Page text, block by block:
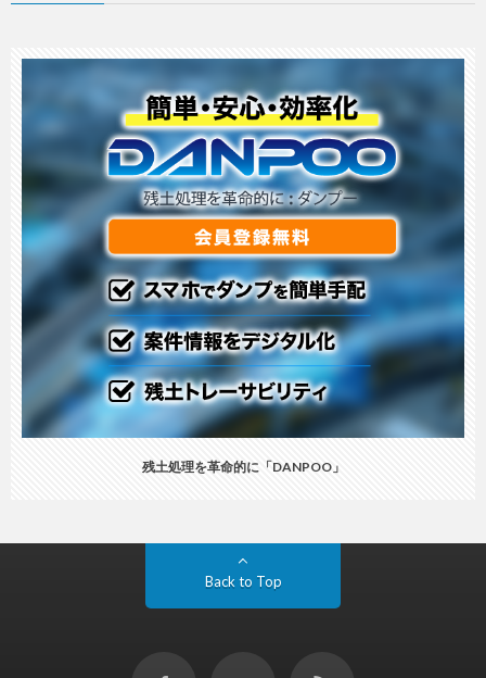
残土処理を革命的に「DANPOO」
Back to Top